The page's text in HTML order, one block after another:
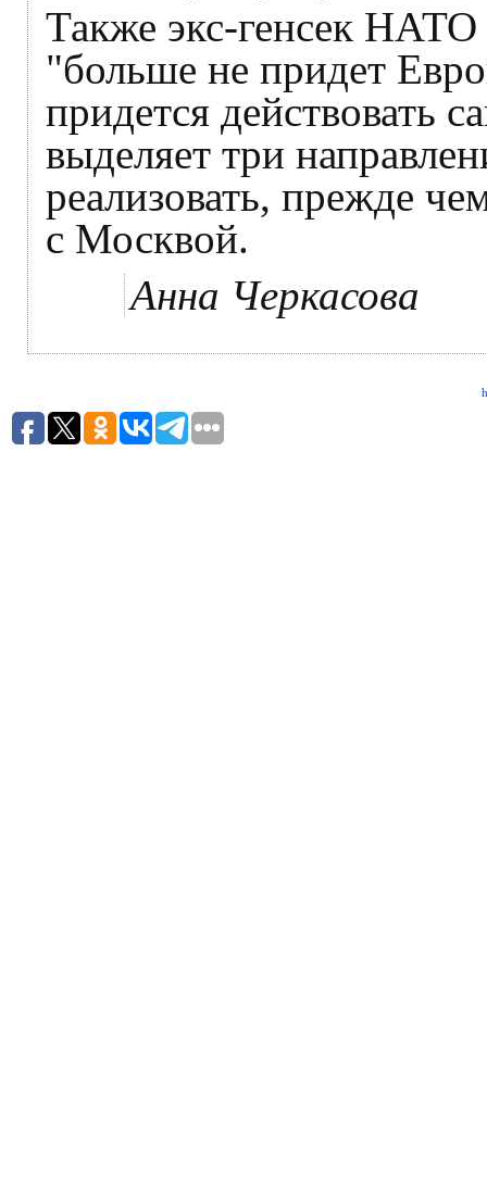
Также экс-генсек
"больше не придет
придется действовать
выделяет три
реализовать, прежде
с Москвой.
Анна Черкасова